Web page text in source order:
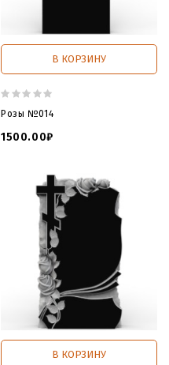
В КОРЗИНУ
Розы №014
1500.00₽
В КОРЗИНУ